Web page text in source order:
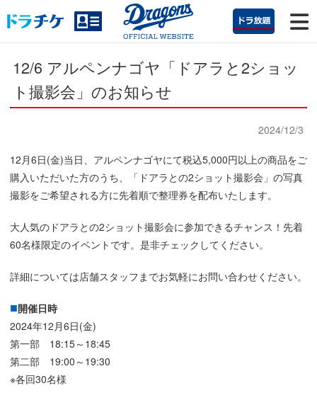
12/6 アルペンナゴヤ「ドアラと2ショッ
ト撮影会」のお知らせ
2024/12/3
12月6日(金)当日、アルペンナゴヤにて税込5,000円以上の商品をご
購入いただいた方のうち、「ドアラとの2ショット撮影会」の写真
撮影をご希望される方に先着順で整理券を配布いたします。
大人気のドアラとの2ショット撮影会に参加できるチャンス！先着
60名様限定のイベントです。是非チェックしてください。
詳細については店舗スタッフまでお気軽にお問い合わせください。
開催日時
2024年12月6日(金)
第一部 18:15～18:45
第二部 19:00～19:30
※各回30名様